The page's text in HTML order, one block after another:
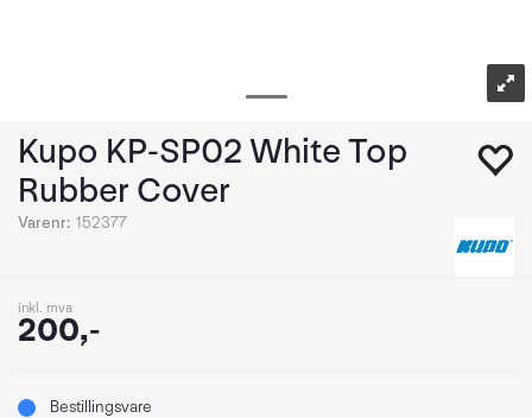
Kupo KP-SP02 White Top
Rubber Cover
Varenr: 152377
inkl. mva
200,-
Bestillingsvare